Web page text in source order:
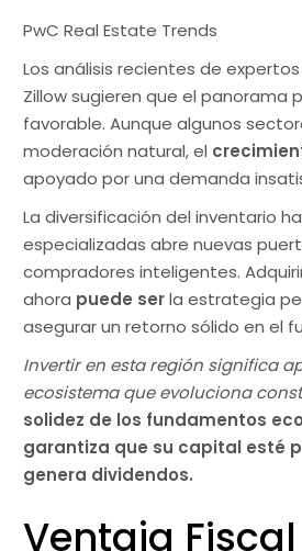
PwC Real Estate Trends
Los análisis recientes de
Zillow sugieren que el panorama
favorable. Aunque algunos
moderación natural, el
apoyado por una demanda
La diversificación del inventario
especializadas abre nuevas
compradores inteligentes.
ahora puede serla estrategia
asegurar un retorno sólido en el
Invertir en esta región significa
ecosistema que evoluciona
solidez de los fundamentos
garantiza que su capital esté
genera dividendos.
Ventaja